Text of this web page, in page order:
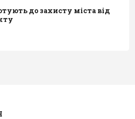
до захисту міста від